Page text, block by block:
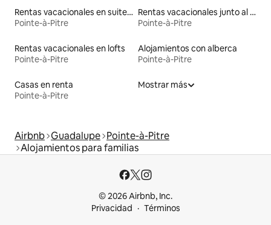
Rentas vacacionales en suites privadas
Pointe-à-Pitre
Rentas vacacionales junto al agua
Pointe-à-Pitre
Rentas vacacionales en lofts
Pointe-à-Pitre
Alojamientos con alberca
Pointe-à-Pitre
Casas en renta
Pointe-à-Pitre
Mostrar más
Airbnb Guadalupe Pointe-à-Pitre
Alojamientos para familias
© 2026 Airbnb, Inc.
Privacidad
Términos